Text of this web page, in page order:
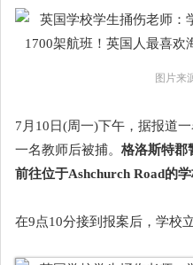
图片来
7月10日(周一)下午，据报道
一名教师后被捕。 格洛斯特郡
前往位于Ashchurch Road的学
在9点10分接到报案后，学校